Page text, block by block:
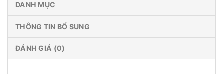
DANH MỤC
THÔNG TIN BỔ SUNG
ĐÁNH GIÁ (0)